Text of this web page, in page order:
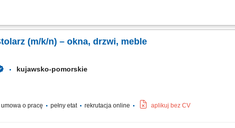
montaż elementów w warsztacie (schody, ściany, okna, drzwi, okładziny ścienne
(m/k/n) – okna, drzwi, meble
kujawsko-pomorskie
umowa o pracę pełny etat rekrutacja online aplikuj bez CV